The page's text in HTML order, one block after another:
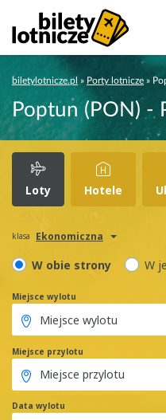
biletylotnicze.pl » Porty lotnicze »
Poptun (PON) -
Loty Hotele
klasa Ekonomiczna
W obie strony W
Miejsce wylotu
Miejsce przylotu
Data wylotu